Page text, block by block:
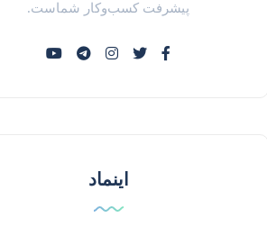
پیشرفت کسب‌وکار شماست.
اینماد